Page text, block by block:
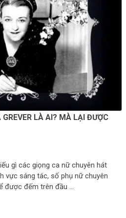
LÀ AI? MÀ LẠI ĐƯỢC
gì các giọng ca nữ chuyên hát
vực sáng tác, số phụ nữ chuyên
được đếm trên đầu …